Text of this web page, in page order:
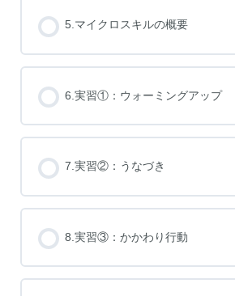
5.マイクロスキルの概要
6.実習①：ウォーミングアップ
7.実習②：うなづき
8.実習③：かかわり行動